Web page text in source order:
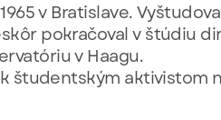
1965 v Bratislave.
pokračoval v štúdiu
v Haagu.
k študentským aktivistom